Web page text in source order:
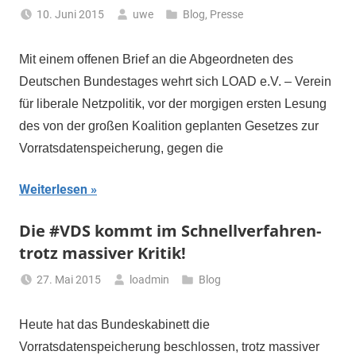
10. Juni 2015 uwe Blog, Presse
Mit einem offenen Brief an die Abgeordneten des
Deutschen Bundestages wehrt sich LOAD e.V. – Verein
für liberale Netzpolitik, vor der morgigen ersten Lesung
des von der großen Koalition geplanten Gesetzes zur
Vorratsdatenspeicherung, gegen die
Weiterlesen
Die #VDS kommt im Schnellverfahren-
trotz massiver Kritik!
27. Mai 2015 loadmin Blog
Heute hat das Bundeskabinett die
Vorratsdatenspeicherung beschlossen, trotz massiver